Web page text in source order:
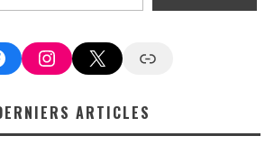
Instagram
X Google News
ARTICLES